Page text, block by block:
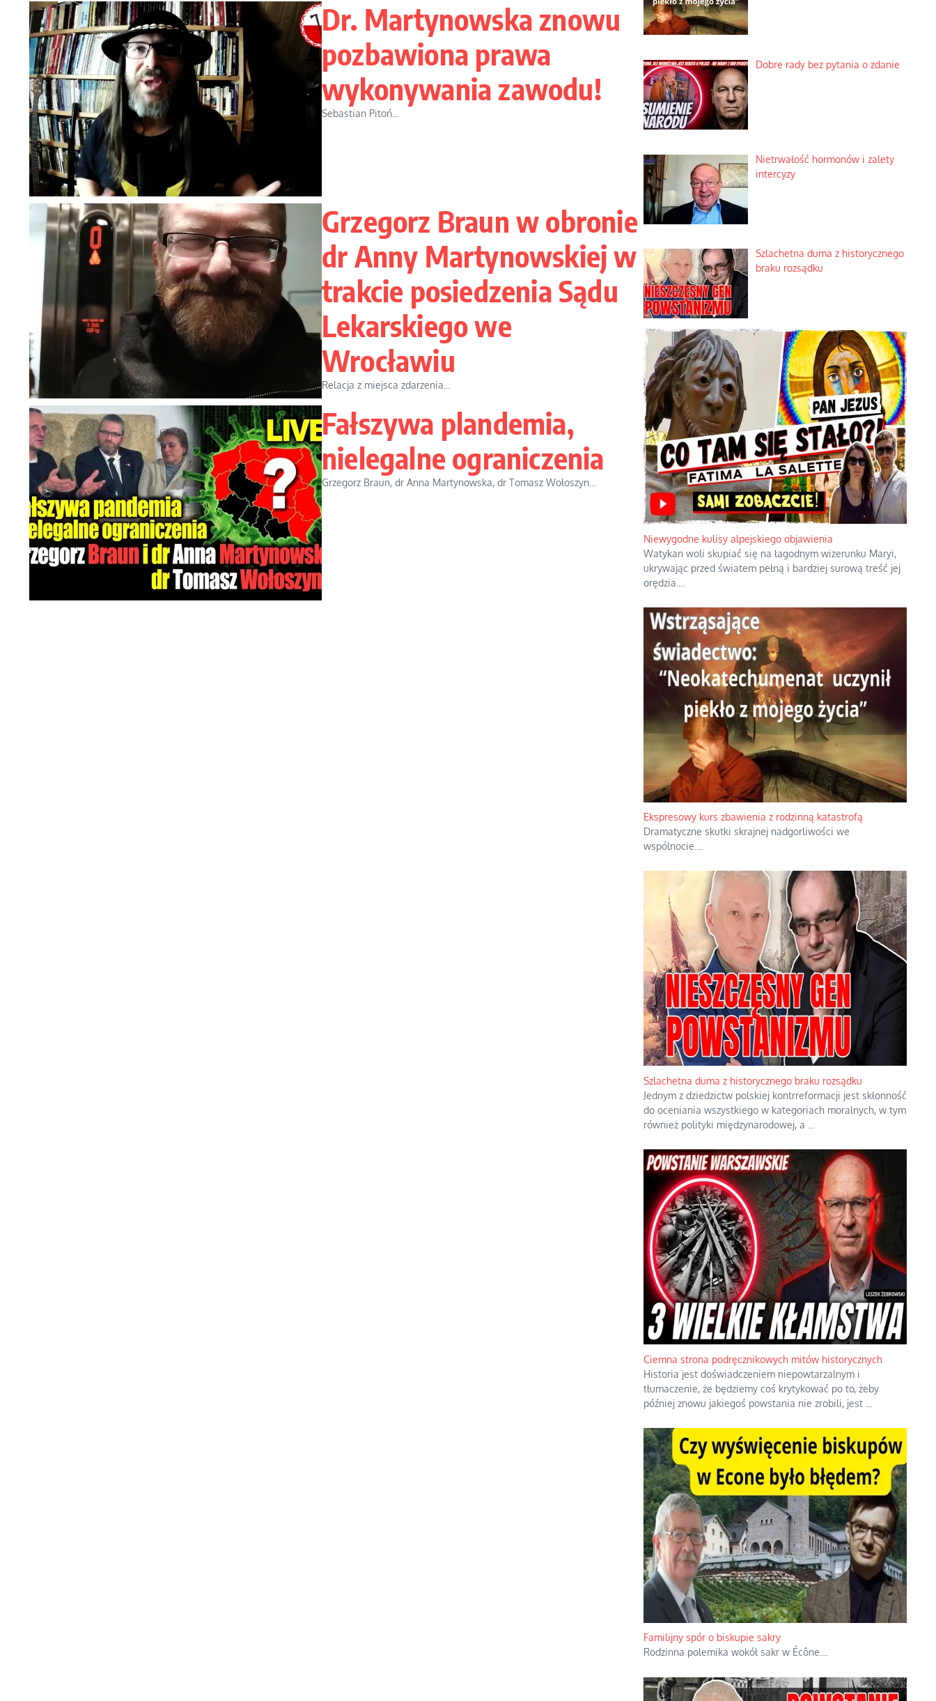
Dr. Martynowska znowu
pozbawiona prawa
wykonywania zawodu!
Sebastian Pitoń...
Grzegorz Braun w obronie
dr Anny Martynowskiej w
trakcie posiedzenia Sądu
Lekarskiego we
Wrocławiu
Relacja z miejsca zdarzenia...
Fałszywa plandemia,
nielegalne ograniczenia
Grzegorz Braun, dr Anna Martynowska, dr Tomasz Wołoszyn...
Dobre rady bez pytania o zdanie
Nietrwałość hormonów i zalety
intercyzy
Szlachetna duma z historycznego
braku rozsądku
Niewygodne kulisy alpejskiego objawienia
Watykan woli skupiać się na łagodnym wizerunku Maryi,
ukrywając przed światem pełną i bardziej surową treść jej
orędzia.
Ekspresowy kurs zbawienia z rodzinną katastrofą
Dramatyczne skutki skrajnej nadgorliwości we
wspólnocie.
Szlachetna duma z historycznego braku rozsądku
Jednym z dziedzictw polskiej kontrreformacji jest skłonność
do oceniania wszystkiego w kategoriach moralnych, w tym
również polityki międzynarodowej, a
Ciemna strona podręcznikowych mitów historycznych
Historia jest doświadczeniem niepowtarzalnym i
tłumaczenie, że będziemy coś krytykować po to, żeby
później znowu jakiegoś powstania nie zrobili, jest
Familijny spór o biskupie sakry
Rodzinna polemika wokół sakr w Écône.